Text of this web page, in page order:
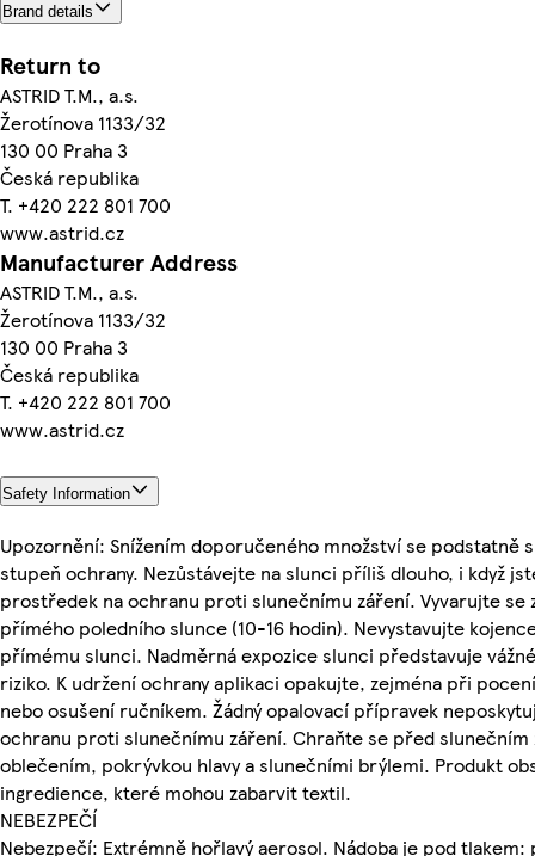
Brand details
Return to
ASTRID T.M., a.s.
Žerotínova 1133/32
130 00 Praha 3
Česká republika
T. +420 222 801 700
www.astrid.cz
Manufacturer Address
ASTRID T.M., a.s.
Žerotínova 1133/32
130 00 Praha 3
Česká republika
T. +420 222 801 700
www.astrid.cz
Safety Information
Upozornění: Snížením doporučeného množství se podstatně
stupeň ochrany. Nezůstávejte na slunci příliš dlouho, i když
prostředek na ochranu proti slunečnímu záření. Vyvarujte se
přímého poledního slunce (10-16 hodin). Nevystavujte
přímému slunci. Nadměrná expozice slunci představuje
riziko. K udržení ochrany aplikaci opakujte, zejména při
nebo osušení ručníkem. Žádný opalovací přípravek
ochranu proti slunečnímu záření. Chraňte se před slunečním
oblečením, pokrývkou hlavy a slunečními brýlemi. Produkt
ingredience, které mohou zabarvit textil.
NEBEZPEČÍ
Nebezpečí: Extrémně hořlavý aerosol. Nádoba je pod tlakem: